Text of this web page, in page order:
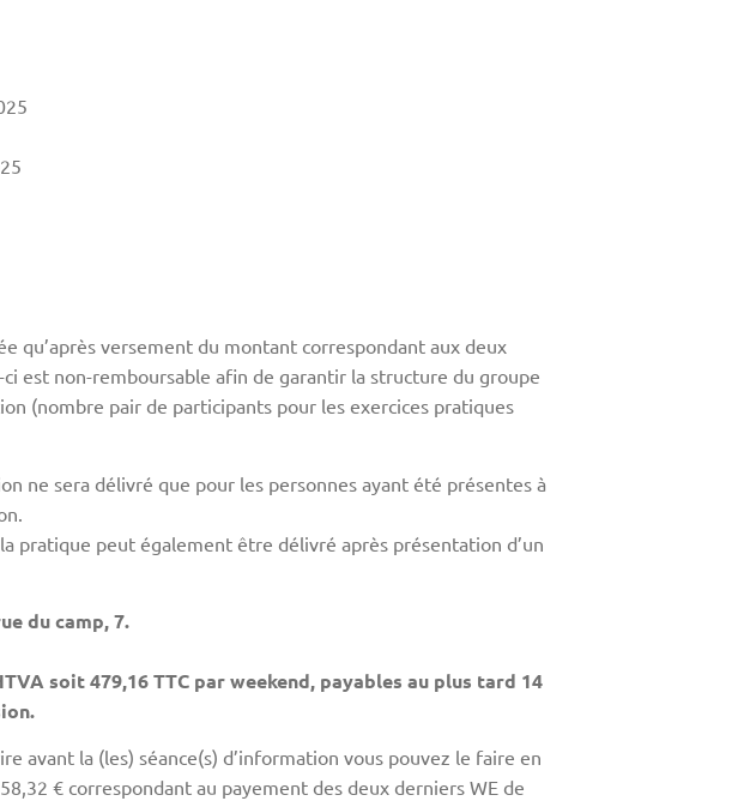
qu’après versement du montant correspondant aux deux
est non-remboursable afin de garantir la structure du groupe
(nombre pair de participants pour les exercices pratiques
ne sera délivré que pour les personnes ayant été présentes à
pratique peut également être délivré après présentation d’un
du camp, 7.
soit 479,16 TTC par weekend, payables au plus tard 14
avant la (les) séance(s) d’information vous pouvez le faire en
€ correspondant au payement des deux derniers WE de